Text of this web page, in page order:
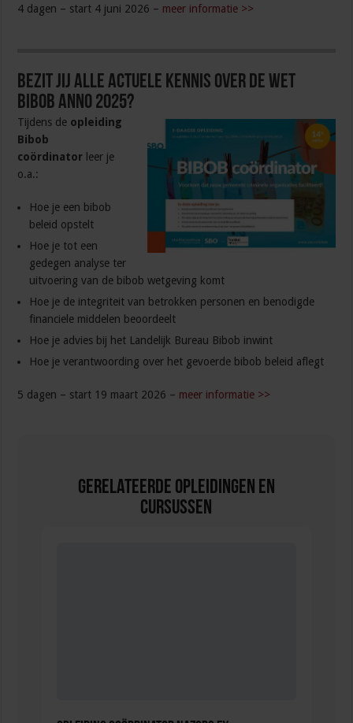
4 dagen – start 4 juni 2026 – meer informatie >>
Bezit jij alle actuele kennis over de Wet
Bibob anno 2025?
Tijdens de opleiding
Bibob
coördinator leer je
o.a.:
Hoe je een bibob
beleid opstelt
Hoe je tot een
gedegen analyse ter
uitvoering van de bibob wetgeving komt
Hoe je de integriteit van betrokken personen en benodigde
financiele middelen beoordeelt
Hoe je advies bij het Landelijk Bureau Bibob inwint
Hoe je verantwoording over het gevoerde bibob beleid aflegt
5 dagen – start 19 maart 2026 – meer informatie >>
Gerelateerde Opleidingen en
Cursussen